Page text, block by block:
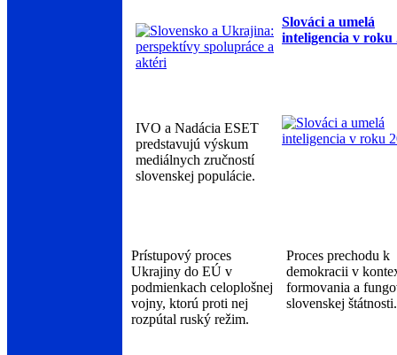
Slováci a umelá
inteligencia v roku
IVO a Nadácia ESET
predstavujú výskum
mediálnych zručností
slovenskej populácie.
Prístupový proces
Ukrajiny do EÚ v
podmienkach celoplošnej
vojny, ktorú proti nej
rozpútal ruský režim.
Proces prechodu k
demokracii v
formovania a
slovenskej štátnosti.